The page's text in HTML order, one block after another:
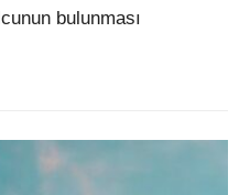
bulunması